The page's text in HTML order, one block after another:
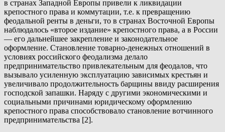
в странах Западной Европы привели к ликвидации
крепостного права и коммутации, т.е. к превращению
феодальной ренты в деньги, то в странах Восточной Европы
наблюдалось «второе издание» крепостного права, а в России
— его дальнейшее закрепление и законодательное
оформление. Становление товарно-денежных отношений в
условиях российского феодализма делало
предпринимательство привлекательным для феодалов, что
вызывало усиленную эксплуатацию зависимых крестьян и
увеличивало продолжительность барщины ввиду расширения
господской запашки. Наряду с другими экономическими и
социальными причинами юридическому оформлению
крепостного права способствовало становление вотчинного
предпринимательства [2].